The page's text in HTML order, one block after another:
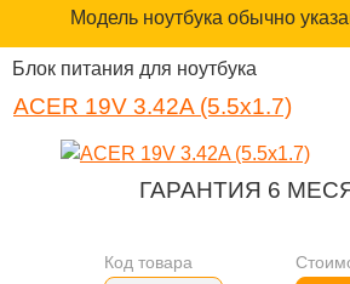
Модель ноутбука обычно
Блок питания для ноутбука
ACER 19V 3.42A (5.5x1.7)
ГАРАНТИЯ 6
Код товара